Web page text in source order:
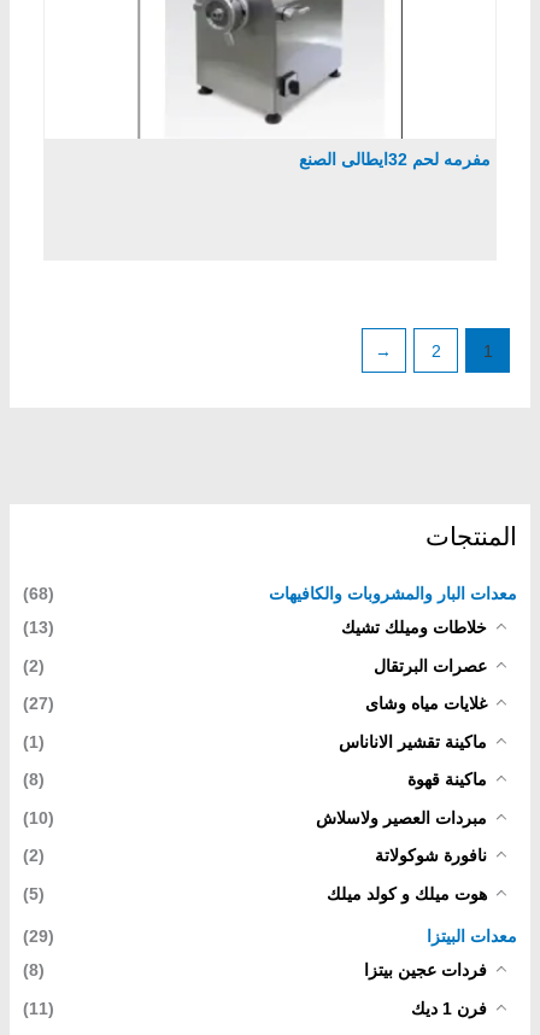
المنتجات
معدات البار والمشروبات والكافيهات
(68)
خلاطات وميلك تشيك
(13)
عصرات البرتقال
(2)
غلايات مياه وشاى
(27)
ماكينة تقشير الاناناس
(1)
ماكينة قهوة
(8)
مبردات العصير ولاسلاش
(10)
نافورة شوكولاتة
(2)
هوت ميلك و كولد ميلك
(5)
معدات البيتزا
(29)
فردات عجين بيتزا
(8)
فرن 1 ديك
(11)
مفرمه لحم 32ايطالى الصنع
1
2
←